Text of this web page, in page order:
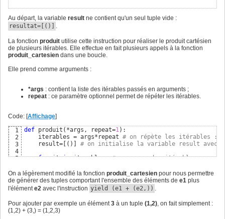
Au départ, la variable result ne contient qu'un seul tuple vide :
resultat=[()] .
La fonction produit utilise cette instruction pour réaliser le produit cartésien
de plusieurs itérables. Elle effectue en fait plusieurs appels à la fonction
produit_cartesien dans une boucle.
Elle prend comme arguments :
*args : contient la liste des itérables passés en arguments ;
repeat : ce paramètre optionnel permet de répéter les itérables.
Code: [Affichage]
1
2
3
4
5
7
8
9
11
12
13
def produit ( *args, repeat=1) :
    iterables = args*repeat
# on répète les
    result=
( )
# on initialise la variable result avec
for it in iterables: # parcours des itérables
return result # on renvoi le résultat du produit des
produit_cartesien(iterable1,iterable2
iterable1: # parcours des éléments du
for e2 in iterable2: # parcours des éléments
On a légèrement modifié la fonction produit_cartesien pour nous permettre
de générer des tuples comportant l'ensemble des éléments de e1 plus
l'élémente2 avec l'instruction yield (e1 + (e2,)) .
Pour ajouter par exemple un élément3 à un tuple (1,2), on fait simplement :
(1,2) + (3,) = (1,2,3)